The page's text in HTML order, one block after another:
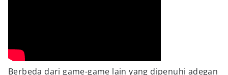
Berbeda dari game-game lain yang dipenuhi adegan